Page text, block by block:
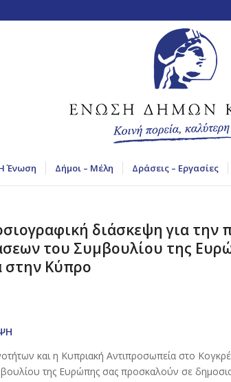
Ένωση Δήμοι – Μέλη Δράσεις – Εργασίες
διάσκεψη για την
του Συμβουλίου της
στην Κύπρο
και η Κυπριακή Αντιπροσωπεία στο
της Ευρώπης σας προσκαλούν σε